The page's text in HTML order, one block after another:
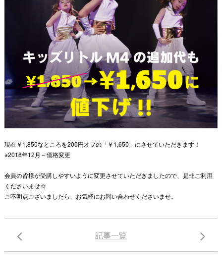
現在￥ 1,850なところを200円オフの「￥ 1,650 」にさせていただきます！
※2018年12月～価格変更
会員の皆様が受講しやすいように変更させていただきましたので、是非ご利用
くださいませ☆
ご不明点ございましたら、お気軽にお問い合わせくださいませ。
記事一覧